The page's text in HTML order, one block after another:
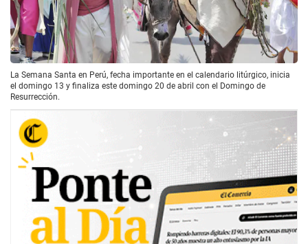
La Semana Santa en Perú, fecha importante en el calendario litúrgico, inicia
el domingo 13 y finaliza este domingo 20 de abril con el Domingo de
Resurrección.